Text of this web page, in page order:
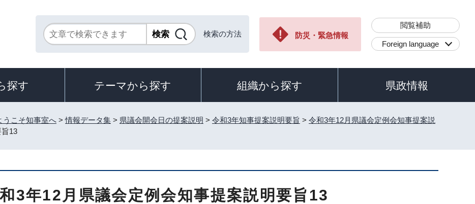
検索の方法 防災・緊急情報
閲覧補助
Foreign language
探す テーマから探す 組織から探す 県政情報
うこそ知事室へ >情報データ集 > 県議会開会日の提案説明 > 令和3年知事提案説明要旨 > 令和3年12月県議会定例会知事提案説
13
3年12月県議会定例会知事提案説明要旨13